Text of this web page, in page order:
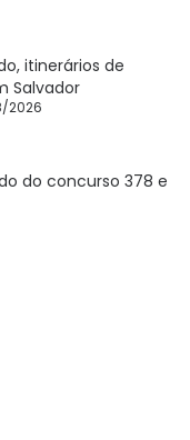
itinerários de
Salvador
2026
do concurso 378 e